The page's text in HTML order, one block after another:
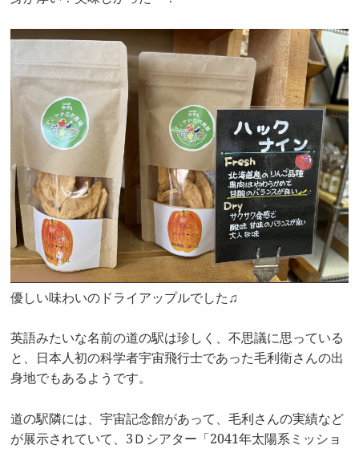
優しい味わいのドライアップルでした♫
英語みたいな名前の道の駅は珍しく、不思議に思っている
と、日本人初の科学者宇宙飛行士であった毛利衛さんの出
身地でもあるようです。
道の駅隣には、宇宙記念館があって、毛利さんの実績など
が展示されていて、3Ｄシアター「2041年太陽系ミッショ